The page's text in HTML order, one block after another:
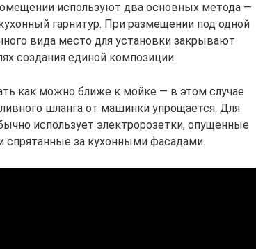
используют два основных метода —
гарнитур. При размещении под одной
вида место для установки закрывают
создания единой композиции.
как можно ближе к мойке — в этом случае
шланга от машинки упрощается. Для
использует электророзетки, опущенные
спрятанные за кухонными фасадами.